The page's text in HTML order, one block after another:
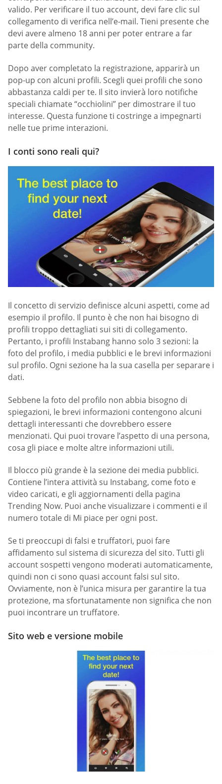
valido. Per verificare il tuo account, devi fare clic sul
collegamento di verifica nell’e-mail. Tieni presente che
devi avere almeno 18 anni per poter entrare a far
parte della community.
Dopo aver completato la registrazione, apparirà un
pop-up con alcuni profili. Scegli quei profili che sono
abbastanza caldi per te. Il sito invierà loro notifiche
speciali chiamate “occhiolini” per dimostrare il tuo
interesse. Questa funzione ti costringe a impegnarti
nelle tue prime interazioni.
I conti sono reali qui?
Il concetto di servizio definisce alcuni aspetti, come ad
esempio il profilo. Il punto è che non hai bisogno di
profili troppo dettagliati sui siti di collegamento.
Pertanto, i profili Instabang hanno solo 3 sezioni: la
foto del profilo, i media pubblici e le brevi informazioni
sul profilo. Ogni sezione ha la sua casella per separare i
dati.
Sebbene la foto del profilo non abbia bisogno di
spiegazioni, le brevi informazioni contengono alcuni
dettagli interessanti che dovrebbero essere
menzionati. Qui puoi trovare l’aspetto di una persona,
cosa gli piace e molte altre informazioni utili.
Il blocco più grande è la sezione dei media pubblici.
Contiene l’intera attività su Instabang, come foto e
video caricati, e gli aggiornamenti della pagina
Trending Now. Puoi anche visualizzare i commenti e il
numero totale di Mi piace per ogni post.
Se ti preoccupi di falsi e truffatori, puoi fare
affidamento sul sistema di sicurezza del sito. Tutti gli
account sospetti vengono moderati automaticamente,
quindi non ci sono quasi account falsi sul sito.
Ovviamente, non è l’unica misura per garantire la tua
protezione, ma sfortunatamente non significa che non
puoi incontrare un truffatore.
Sito web e versione mobile